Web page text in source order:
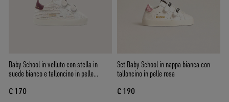
Baby School in velluto con stella in
suede bianco e talloncino in pelle
€ 170
Set Baby School in nappa bianca con
talloncino in pelle rosa
€ 190